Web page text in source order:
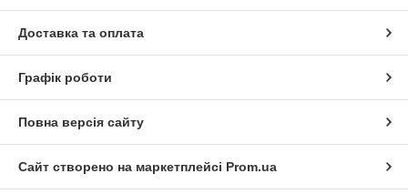
Доставка та оплата
Графік роботи
Повна версія сайту
Сайт створено на маркетплейсі Prom.ua